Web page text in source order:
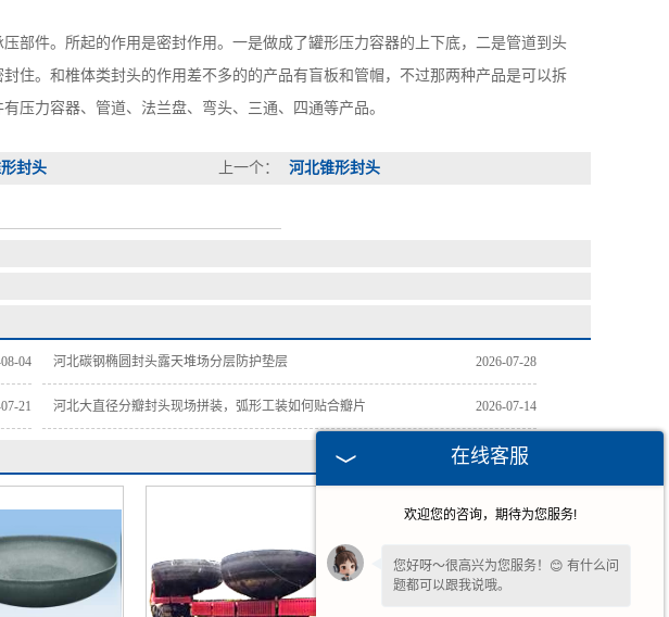
部件。所起的作用是密封作用。一是做成了罐形压力容器的上下底，二是管道到头
住。和椎体类封头的作用差不多的的产品有盲板和管帽，不过那两种产品是可以拆
压力容器、管道、法兰盘、弯头、三通、四通等产品。
上一个： 河北锥形封头
封头
04 2026-07-28
河北碳钢椭圆封头露天堆场分层防护垫层
21 2026-07-14
河北大直径分瓣封头现场拼装，弧形工装如何贴合瓣片
在线客服
欢迎您的咨询，期待为您服务!
您好呀～很高兴为您服务！😊 有什么问
题都可以跟我说哦。